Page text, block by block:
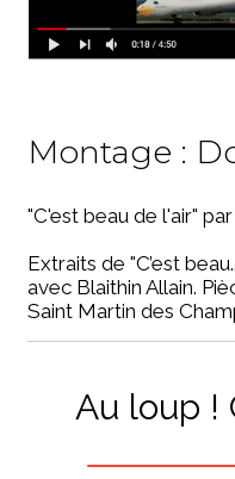
Montage :
"C'est beau de l'air"
Extraits de "C’est
avec Blaithin Allain.
Saint Martin des
Au loup !